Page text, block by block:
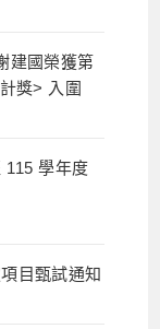
建國榮獲第
獎> 入圍
115 學年度
目甄試通知